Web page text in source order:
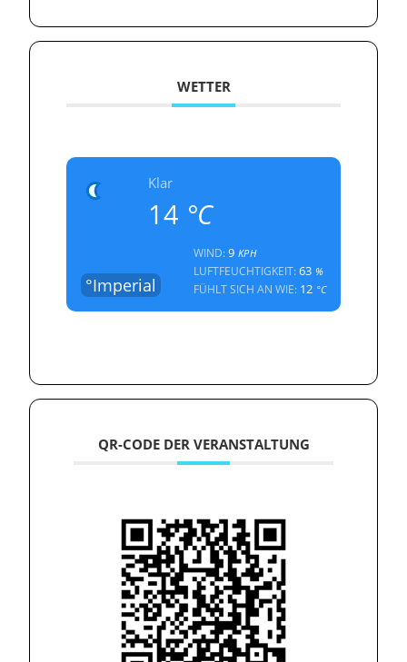
WETTER
Klar
14 °C
°Imperial
WIND:9 KPH
LUFTFEUCHTIGKEIT:63 %
FÜHLT SICH AN WIE: 12 °C
QR-CODE DER VERANSTALTUNG